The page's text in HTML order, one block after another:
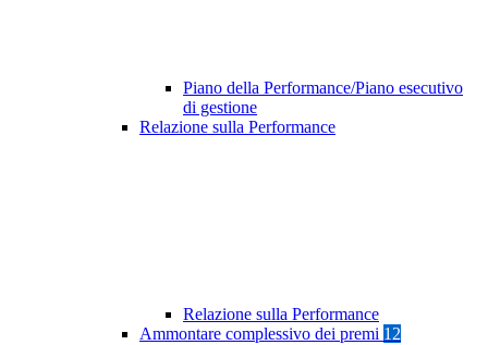
Piano della Performance/Piano esecutivo
di gestione
Relazione sulla Performance
Relazione sulla Performance
Ammontare complessivo dei premi 12